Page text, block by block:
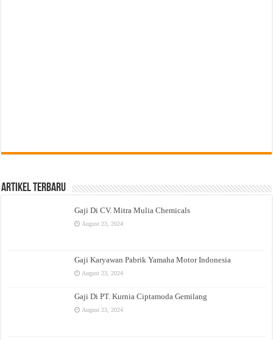
Artikel Terbaru
Gaji Di CV. Mitra Mulia Chemicals
August 23, 2024
Gaji Karyawan Pabrik Yamaha Motor Indonesia
August 23, 2024
Gaji Di PT. Kurnia Ciptamoda Gemilang
August 23, 2024